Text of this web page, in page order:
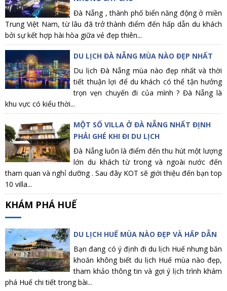
Đà Nẵng , thành phố biển năng động ở miền
Trung Việt Nam, từ lâu đã trở thành điểm đến hấp dẫn du khách
bởi sự kết hợp hài hòa giữa vẻ đẹp thiên...
DU LỊCH ĐÀ NẴNG MÙA NÀO ĐẸP NHẤT
Du lịch Đà Nẵng mùa nào đẹp nhất và thời
tiết thuận lợi để du khách có thể tận hưởng
trọn vẹn chuyến đi của mình ? Đà Nẵng là
khu vực có kiểu thời...
MỘT SỐ VILLA Ở ĐÀ NẴNG NHẤT ĐỊNH
PHẢI GHÉ KHI ĐI DU LỊCH
Đà Nẵng luôn là điểm đến thu hút một lượng
lớn du khách từ trong và ngoài nước đến
tham quan và nghỉ dưỡng . Sau đây KOT sẽ giới thiệu đến bạn top
10 villa...
KHÁM PHÁ HUẾ
DU LỊCH HUẾ MÙA NÀO ĐẸP VÀ HẤP DẪN
Bạn đang có ý định đi du lịch Huế nhưng băn
khoăn không biết du lịch Huế mùa nào đẹp,
tham khảo thông tin và gợi ý lịch trình khám
phá Huế chi tiết trong bài...